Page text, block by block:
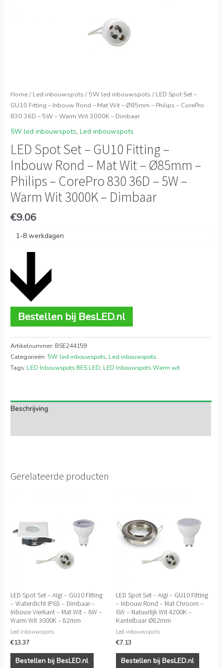
Home/ Led inbouwspots / 5W led inbouwspots / LED Spot Set –
GU10 Fitting – Inbouw Rond – Mat Wit – Ø85mm – Philips – CorePro
830 36D – 5W – Warm Wit 3000K – Dimbaar
5W led inbouwspots,Led inbouwspots
LED Spot Set – GU10 Fitting –
Inbouw Rond – Mat Wit – Ø85mm –
Philips – CorePro 830 36D – 5W –
Warm Wit 3000K – Dimbaar
€9.06
1-8 werkdagen
Bestellen bij BesLED.nl
Artikelnummer: BSE244159
Categorieën: 5W led inbouwspots, Led inbouwspots
Tags: LED Inbouwspots BES LED, LED Inbouwspots Warm wit
Beschrijving
Gerelateerde producten
LED Spot Set – Aigi – GU10 Fitting
– Waterdicht IP65 – Dimbaar –
Inbouw Vierkant – Mat Wit – 6W –
Warm Wit 3000K – 82mm
Led inbouwspots
€13.37
Bestellen bij BesLED.nl
LED Spot Set – Aigi – GU10 Fitting
– Inbouw Rond – Mat Chroom –
6W – Natuurlijk Wit 4200K –
Kantelbaar Ø82mm
Led inbouwspots
€7.13
Bestellen bij BesLED.nl